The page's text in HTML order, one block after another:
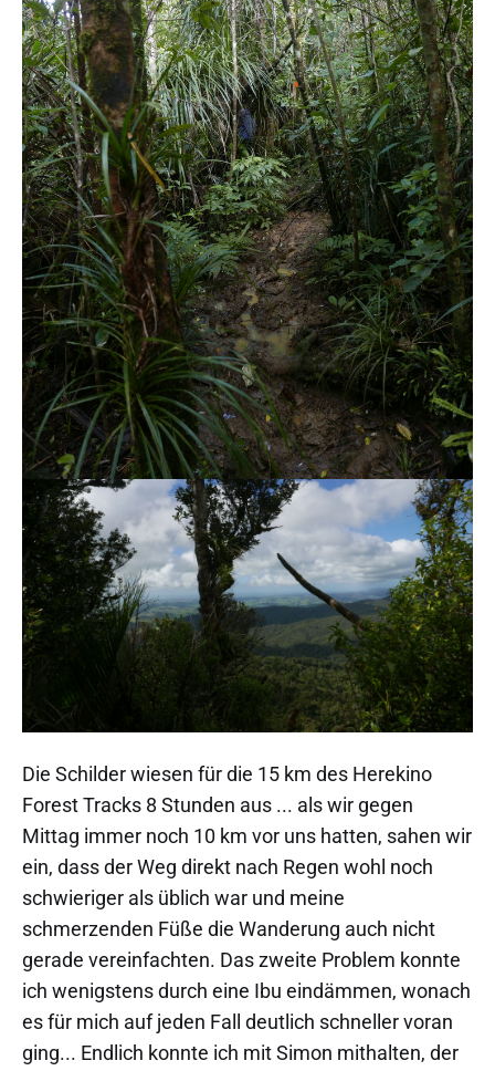
Die Schilder wiesen für die 15 km des Herekino
Forest Tracks 8 Stunden aus ... als wir gegen
Mittag immer noch 10 km vor uns hatten, sahen wir
ein, dass der Weg direkt nach Regen wohl noch
schwieriger als üblich war und meine
schmerzenden Füße die Wanderung auch nicht
gerade vereinfachten. Das zweite Problem konnte
ich wenigstens durch eine Ibu eindämmen, wonach
es für mich auf jeden Fall deutlich schneller voran
ging... Endlich konnte ich mit Simon mithalten, der